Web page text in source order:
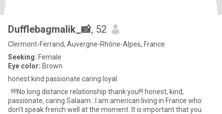
Dufflebagmalik_📸, 52
Clermont-Ferrand, Auvergne-Rhône-Alpes, France
Seeking: Female
Eye color: Brown
honest kind passionate caring loyal
. !!!!No long distance relationship thank you!!! honest, kind,
passionate, caring Salaam...I am american living in France who
don't speak french well at the moment. It is important that you